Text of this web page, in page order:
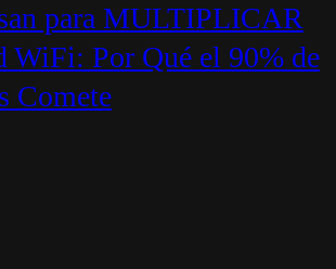
para MULTIPLICAR
WiFi: Por Qué el 90% de
Comete